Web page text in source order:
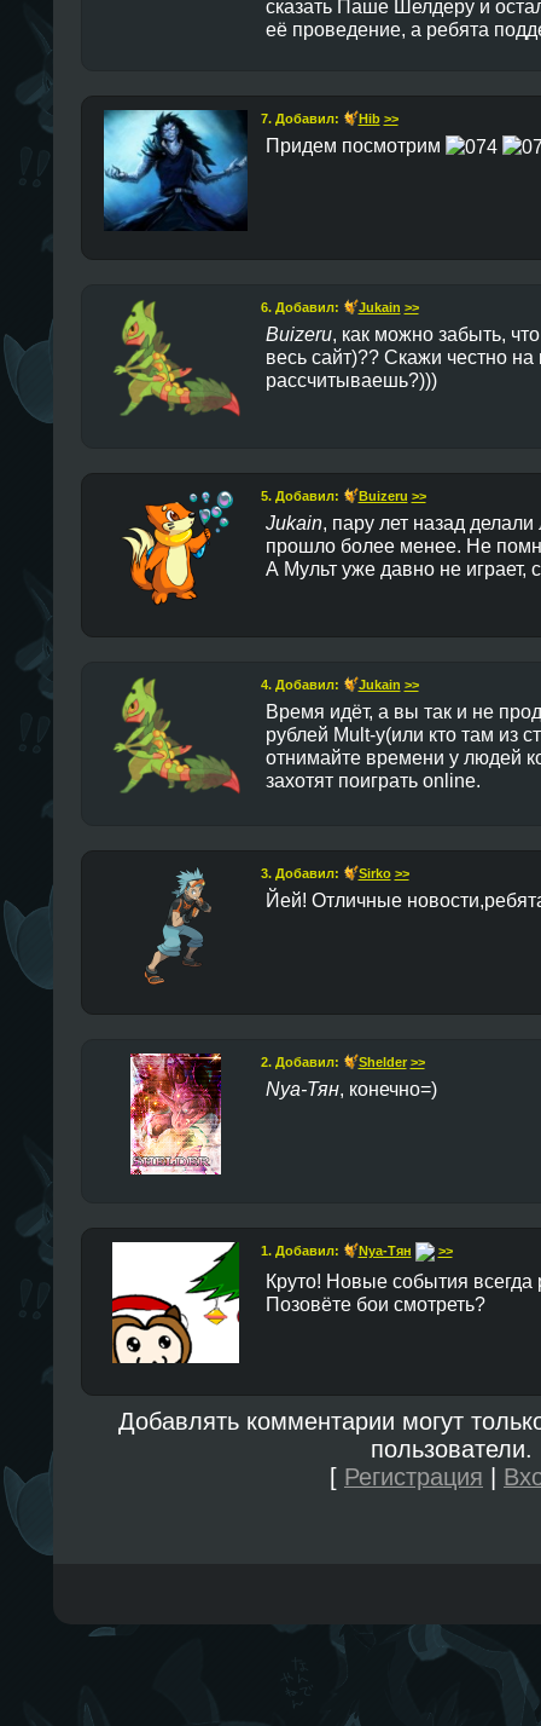
сказать Паше Шелдеру и
её проведение, а ребята
7. Добавил: Hib >>
Придем посмотрим
6. Добавил: Jukain >>
Buizeru, как можно забыть,
весь сайт)?? Скажи честно
рассчитываешь?)))
5. Добавил: Buizeru >>
Jukain, пару лет назад
прошло более менее. Не
А Мульт уже давно не играет,
4. Добавил: Jukain >>
Время идёт, а вы так и не
рублей Mult-у(или кто там из
отнимайте времени у людей
захотят поиграть online.
3. Добавил: Sirko >>
Йей! Отличные
2. Добавил: Shelder >>
Nya-Тян, конечно=)
1. Добавил: Nya-Тян >>
Круто! Новые события всегда
Позовёте бои смотреть?
Добавлять комментарии могут
пользователи.
[ Регистрация